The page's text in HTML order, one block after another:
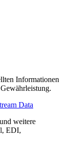
Informationen
Data
und weitere
EDI,